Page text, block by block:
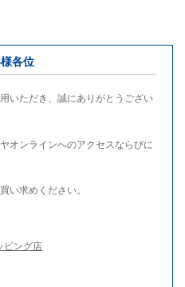
各位
いただき、誠にありがとうござい
オンラインへのアクセスならびに
い求めください。
ピング店